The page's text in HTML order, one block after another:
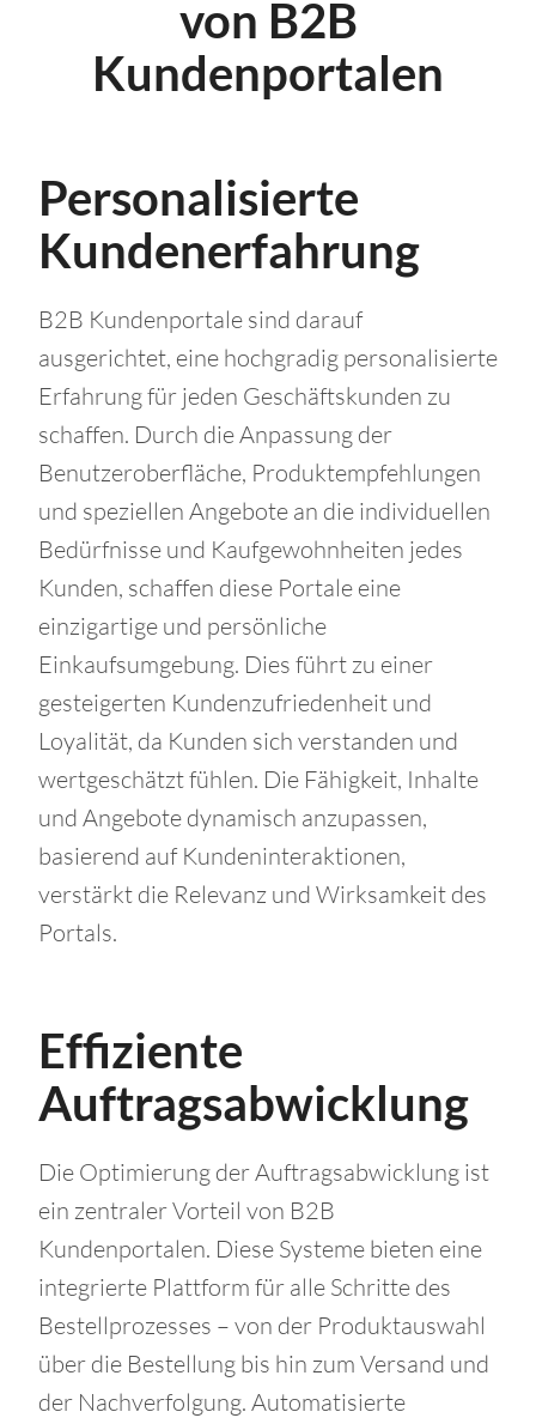
von B2B
Kundenportalen
Personalisierte
Kundenerfahrung
B2B Kundenportale sind darauf
ausgerichtet, eine hochgradig personalisierte
Erfahrung für jeden Geschäftskunden zu
schaffen. Durch die Anpassung der
Benutzeroberfläche, Produktempfehlungen
und speziellen Angebote an die individuellen
Bedürfnisse und Kaufgewohnheiten jedes
Kunden, schaffen diese Portale eine
einzigartige und persönliche
Einkaufsumgebung. Dies führt zu einer
gesteigerten Kundenzufriedenheit und
Loyalität, da Kunden sich verstanden und
wertgeschätzt fühlen. Die Fähigkeit, Inhalte
und Angebote dynamisch anzupassen,
basierend auf Kundeninteraktionen,
verstärkt die Relevanz und Wirksamkeit des
Portals.
Effiziente
Auftragsabwicklung
Die Optimierung der Auftragsabwicklung ist
ein zentraler Vorteil von B2B
Kundenportalen. Diese Systeme bieten eine
integrierte Plattform für alle Schritte des
Bestellprozesses – von der Produktauswahl
über die Bestellung bis hin zum Versand und
der Nachverfolgung. Automatisierte